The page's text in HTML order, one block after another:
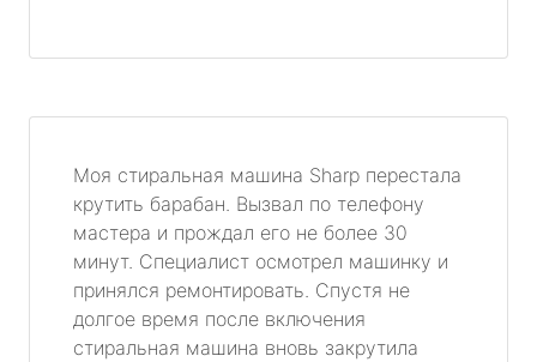
Моя стиральная машина Sharp перестала
крутить барабан. Вызвал по телефону
мастера и прождал его не более 30
минут. Специалист осмотрел машинку и
принялся ремонтировать. Спустя не
долгое время после включения
стиральная машина вновь закрутила